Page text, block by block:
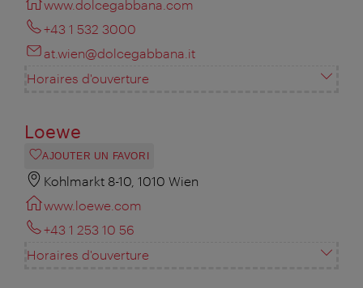
www.dolcegabbana.com
+43 1 532 3000
at.wien@dolcegabbana.it
Horaires d'ouverture
Loewe
AJOUTER UN FAVORI
Kohlmarkt 8-10, 1010 Wien
www.loewe.com
+43 1 253 10 56
Horaires d'ouverture